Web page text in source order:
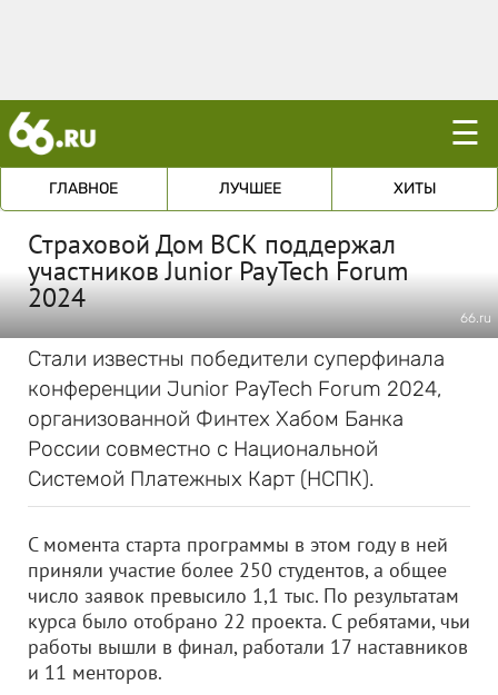
☰
ГЛАВНОЕ ЛУЧШЕЕ ХИТЫ
Страховой Дом ВСК поддержал
участников Junior PayTech Forum
2024
66.ru
Стали известны победители суперфинала
конференции Junior PayTech Forum 2024,
организованной Финтех Хабом Банка
России совместно с Национальной
Системой Платежных Карт (НСПК).
С момента старта программы в этом году в ней
приняли участие более 250 студентов, а общее
число заявок превысило 1,1 тыс. По результатам
курса было отобрано 22 проекта. С ребятами, чьи
работы вышли в финал, работали 17 наставников
и 11 менторов.